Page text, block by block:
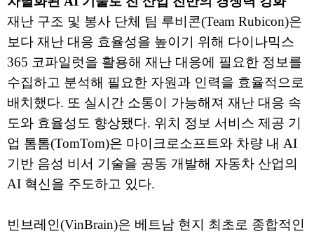
재난 구조 및 봉사 단체 팀 루비콘(Team Rubicon)은
보다 재난 대응 효율성을 높이기 위해 다이나믹스
365 코파일럿을 활용해 재난 대응에 필요한 정보를
수집하고 분석해 필요한 자원과 인력을 효율적으로
배치했다. 또 실시간 소통이 가능해져 재난 대응 속
도와 효율성도 향상됐다. 위치 정보 서비스 제공 기
업 톰톰(TomTom)은 마이크로소프트와 차량 내 AI
기반 음성 비서 기술을 공동 개발해 자동차 산업의
AI 혁신을 주도하고 있다.
빈브레인(VinBrain)은 베트남 현지 최초로 종합적인